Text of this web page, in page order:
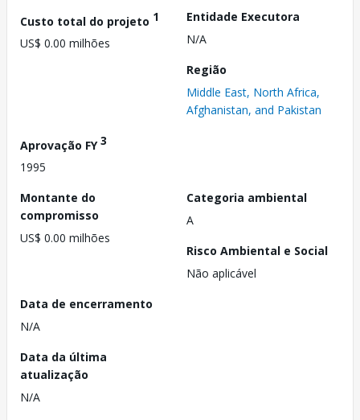
Custo total do projeto 1
US$ 0.00 milhões
Entidade Executora
N/A
Região
Middle East, North Africa,
Afghanistan, and Pakistan
Aprovação FY3
1995
Montante do
compromisso
US$ 0.00 milhões
Categoria ambiental
A
Risco Ambiental e Social
Não aplicável
Data de encerramento
N/A
Data da última
atualização
N/A